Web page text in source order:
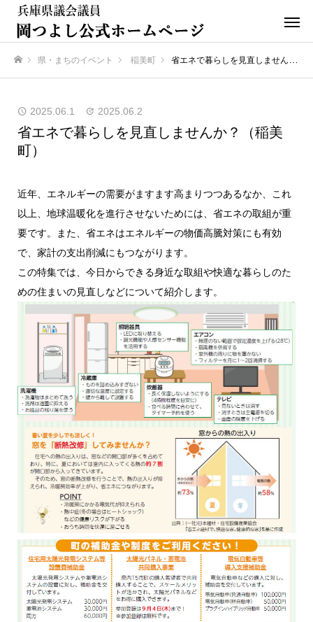
県・まちのイベント 稲美町 省エネで暮らしを見直しませんか？（稲美町）
2025.06.1 2025.06.2
省エネで暮らしを見直しませんか？（稲美
町）
近年、エネルギーの需要がますます高まりつつあるなか、これ
以上、地球温暖化を進行させないためには、省エネの取組が重
要です。また、省エネはエネルギーの物価高騰対策にも有効
で、家計の支出削減にもつながります。
この特集では、今日からできる身近な取組や快適な暮らしのた
めの住まいの見直しなどについて紹介します。